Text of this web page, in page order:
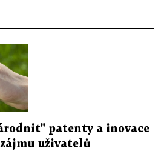
patenty a inovace
uživatelů